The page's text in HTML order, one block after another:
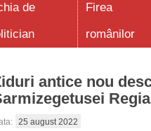
de
Firea
românilor
antice nou
Regia
25 august 2022